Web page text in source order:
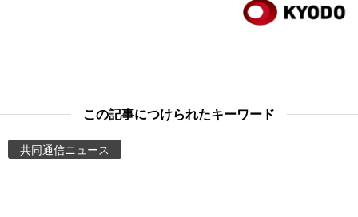
この記事につけられたキーワード
共同通信ニュース